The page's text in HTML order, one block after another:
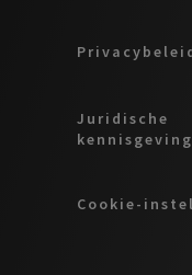
Juridische
Cookie-